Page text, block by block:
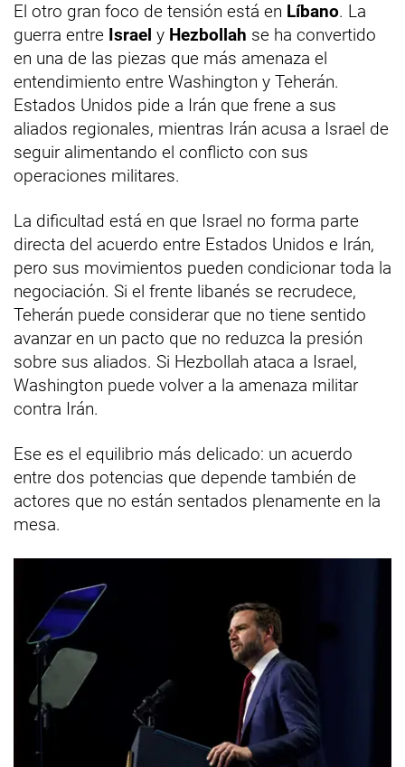
El otro gran foco de tensión está en Líbano. La
guerra entre Israel y Hezbollah se ha convertido
en una de las piezas que más amenaza el
entendimiento entre Washington y Teherán.
Estados Unidos pide a Irán que frene a sus
aliados regionales, mientras Irán acusa a Israel de
seguir alimentando el conflicto con sus
operaciones militares.
La dificultad está en que Israel no forma parte
directa del acuerdo entre Estados Unidos e Irán,
pero sus movimientos pueden condicionar toda la
negociación. Si el frente libanés se recrudece,
Teherán puede considerar que no tiene sentido
avanzar en un pacto que no reduzca la presión
sobre sus aliados. Si Hezbollah ataca a Israel,
Washington puede volver a la amenaza militar
contra Irán.
Ese es el equilibrio más delicado: un acuerdo
entre dos potencias que depende también de
actores que no están sentados plenamente en la
mesa.